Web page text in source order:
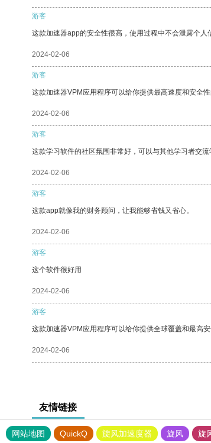
游客
这款加速器app的安全性很高，使用过程中不会泄露个
2024-02-06
游客
这款加速器VPM应用程序可以给你提供最高速度和安全
2024-02-06
游客
这款学习软件的社区氛围非常好，可以与其他学习者交流
2024-02-06
游客
这款app就像我的财务顾问，让我能够省钱又省心。
2024-02-06
游客
这个软件很好用
2024-02-06
游客
这款加速器VPM应用程序可以给你提供全球覆盖和最高安
2024-02-06
友情链接
网站地图 QuickQ 旋风加速度器 旋风 旋